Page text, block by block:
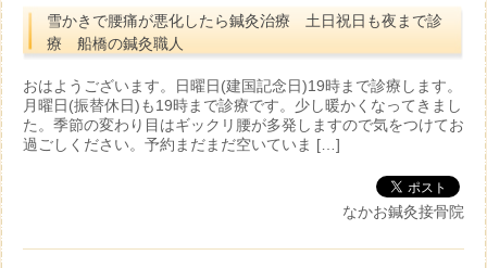
雪かきで腰痛が悪化したら鍼灸治療 土日祝日も夜まで診
療 船橋の鍼灸職人
おはようございます。日曜日(建国記念日)19時まで診療します。
月曜日(振替休日)も19時まで診療です。少し暖かくなってきまし
た。季節の変わり目はギックリ腰が多発しますので気をつけてお
過ごしください。予約まだまだ空いていま […]
なかお鍼灸接骨院